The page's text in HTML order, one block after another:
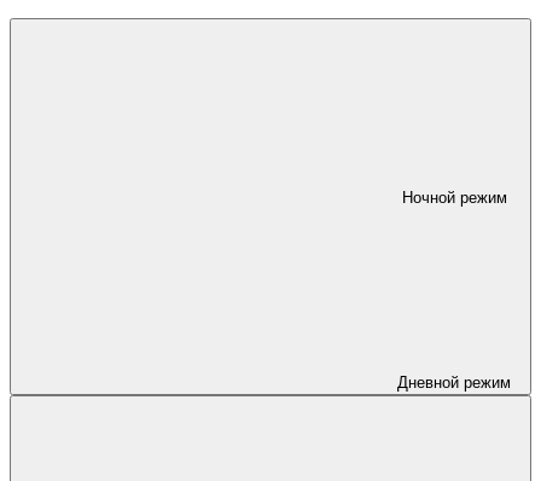
Ночной режим
Дневной режим